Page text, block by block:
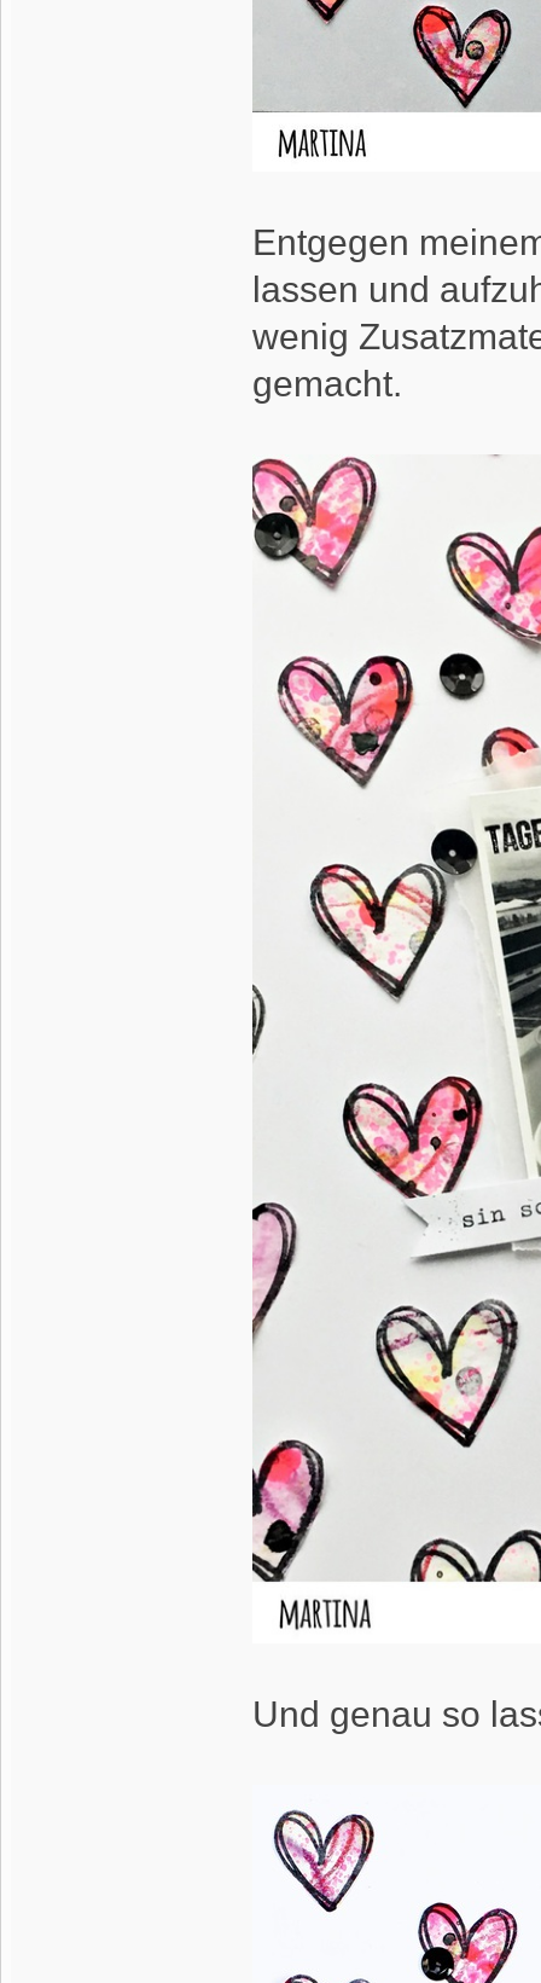
Entgegen
lassen und
wenig
gemacht.
Und genau so